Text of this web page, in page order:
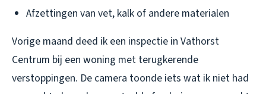
Afzettingen van vet, kalk of andere materialen
Vorige maand deed ik een inspectie in Vathorst
Centrum bij een woning met terugkerende
verstoppingen. De camera toonde iets wat ik niet had